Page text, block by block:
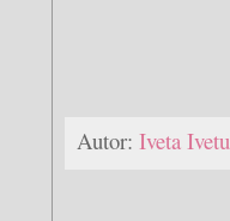
Autor: Iveta